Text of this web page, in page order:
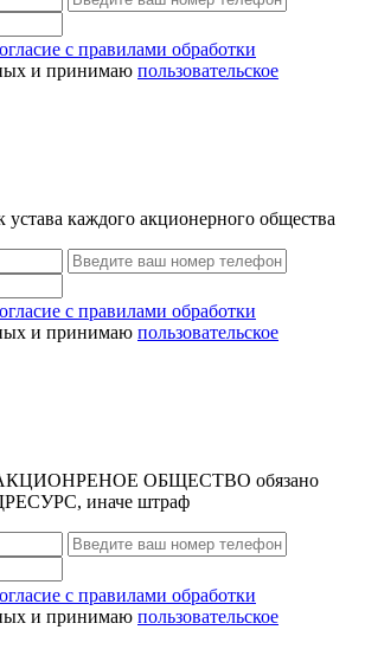
с правилами обработки
и принимаю пользовательское
каждого акционерного общества
с правилами обработки
и принимаю пользовательское
АКЦИОНРЕНОЕ ОБЩЕСТВО обязано
иначе штраф
с правилами обработки
и принимаю пользовательское